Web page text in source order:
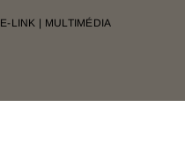
E-LINK | MULTIMÉDIA